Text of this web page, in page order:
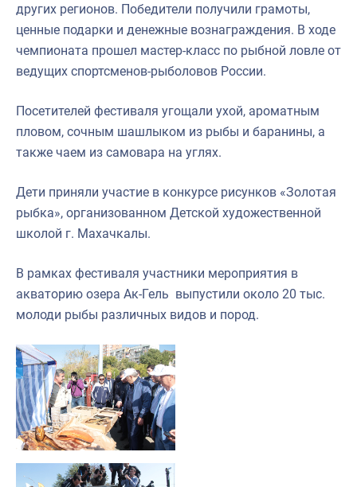
других регионов. Победители получили грамоты,
ценные подарки и денежные вознаграждения. В ходе
чемпионата прошел мастер-класс по рыбной ловле от
ведущих спортсменов-рыболовов России.
Посетителей фестиваля угощали ухой, ароматным
пловом, сочным шашлыком из рыбы и баранины, а
также чаем из самовара на углях.
Дети приняли участие в конкурсе рисунков «Золотая
рыбка», организованном Детской художественной
школой г. Махачкалы.
В рамках фестиваля участники мероприятия в
акваторию озера Ак-Гель выпустили около 20 тыс.
молоди рыбы различных видов и пород.